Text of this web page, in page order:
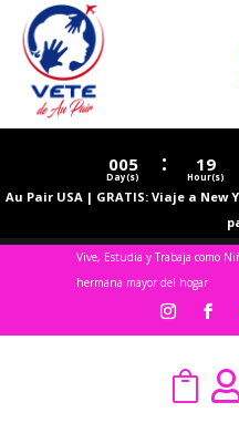
005
Day(s) : 19
Hour(s)
Au Pair USA | GRATIS: Viaje a New
Vive, Estudia y Trabaja como
hermana mayor del hogar
